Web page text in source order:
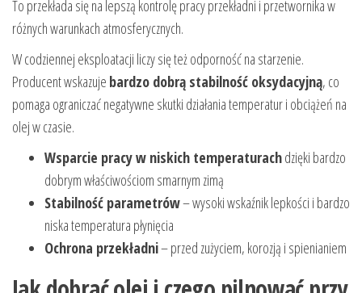
To przekłada się na lepszą kontrolę pracy przekładni i przetwornika w
różnych warunkach atmosferycznych.
W codziennej eksploatacji liczy się też odporność na starzenie.
Producent wskazuje bardzo dobrą stabilność oksydacyjną, co
pomaga ograniczać negatywne skutki działania temperatur i obciążeń na
olej w czasie.
Wsparcie pracy w niskich temperaturachdzięki bardzo
dobrym właściwościom smarnym zimą
Stabilność parametrów– wysoki wskaźnik lepkości i bardzo
niska temperatura płynięcia
Ochrona przekładni– przed zużyciem, korozją i spienianiem